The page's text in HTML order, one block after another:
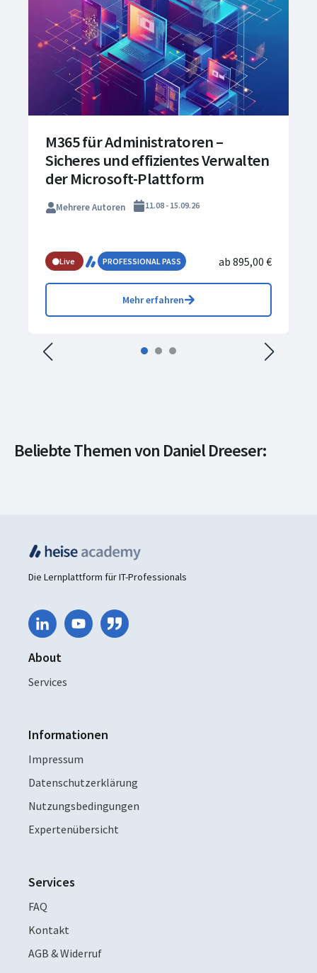
M365 für Administratoren –
Sicheres und effizientes Verwalten
der Microsoft-Plattform
Mehrere Autoren 11.08 - 15.09.26
Live PROFESSIONAL PASS ab 895,00 €
Mehr erfahren
Beliebte Themen von Daniel Dreeser:
Netzwerke &
Systeme
Microsoft 365
Die Lernplattform für IT-Professionals
About
Services
Informationen
Impressum
Datenschutzerklärung
Nutzungsbedingungen
Expertenübersicht
Services
FAQ
Kontakt
AGB & Widerruf